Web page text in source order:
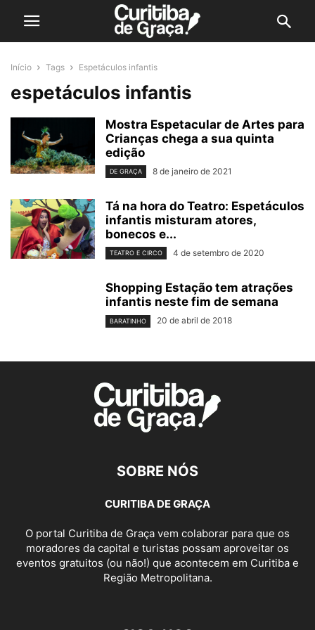
Início Tags Espetáculos infantis
espetáculos infantis
Mostra Espetacular de Artes para
Crianças chega a sua quinta
edição
DE GRAÇA 8 de janeiro de 2021
Tá na hora do Teatro: Espetáculos
infantis misturam atores,
bonecos e...
TEATRO E CIRCO 4 de setembro de 2020
Shopping Estação tem atrações
infantis neste fim de semana
BARATINHO 20 de abril de 2018
SOBRE NÓS
CURITIBA DE GRAÇA
O portal Curitiba de Graça vem colaborar para que os
moradores da capital e turistas possam aproveitar os
eventos gratuitos (ou não!) que acontecem em Curitiba e
Região Metropolitana.